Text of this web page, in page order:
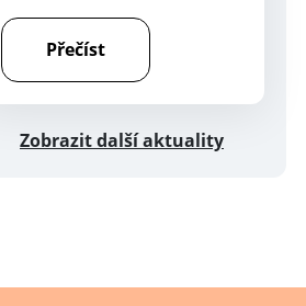
Přečíst
Zobrazit další aktuality